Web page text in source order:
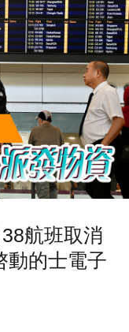
航班取消
動的士電子